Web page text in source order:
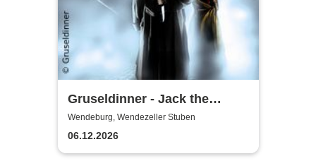
Gruseldinner - Jack the
Ripper
Wendeburg, Wendezeller Stuben
06.12.2026